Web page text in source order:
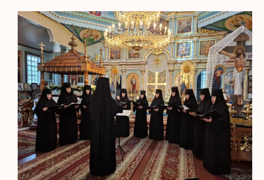
cerkiewnej
Narwi